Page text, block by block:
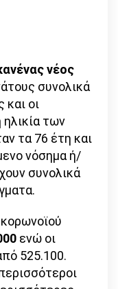
νέος
συνολικά
και οι
των
τα 76 έτη και
νόσημα ή/
συνολικά
ενώ οι
525.100.